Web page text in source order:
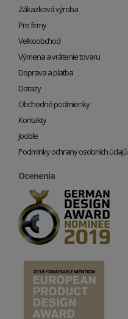
Zákazková výroba
Pre firmy
Veľkoobchod
Výmena a vrátenie tovaru
Doprava a platba
Dotazy
Obchodné podmienky
Kontakty
Jooble
Podmínky ochrany osobních údajů
Ocenenia